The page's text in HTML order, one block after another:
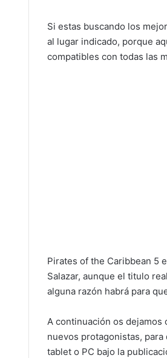
Si estas buscando los
al lugar indicado, porque
compatibles con todas las
Pirates of the Caribbean 5
Salazar, aunque el titulo
alguna razón habrá para
A continuación os dejamos
nuevos protagonistas,
tablet o PC bajo la